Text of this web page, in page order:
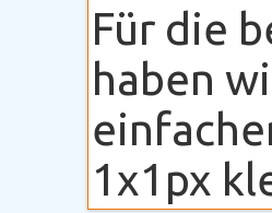
Für die
haben
1x1px